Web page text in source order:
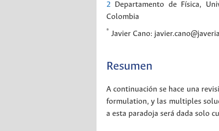
2
Departamento de Física,
Colombia
* Javier Cano:
Resumen
A continuación se hace una
formulation, y las multiples
a esta paradoja será dada solo